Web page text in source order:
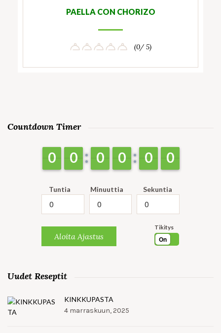
PAELLA CON CHORIZO
(0/ 5)
Countdown Timer
9
9
0
0 9
9
0
0 9
9
0
0 9
9
0
0 9
9
0
0 9
9
0
0
Tuntia Minuuttia Sekuntia
Aloita Ajastus
Tikitys
On
Uudet Reseptit
KINKKUPASTA
4 marraskuun, 2025